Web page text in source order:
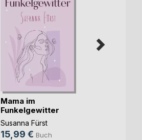
Mama im
Funkelgewitter
Susanna Fürst
15,99 € Buch